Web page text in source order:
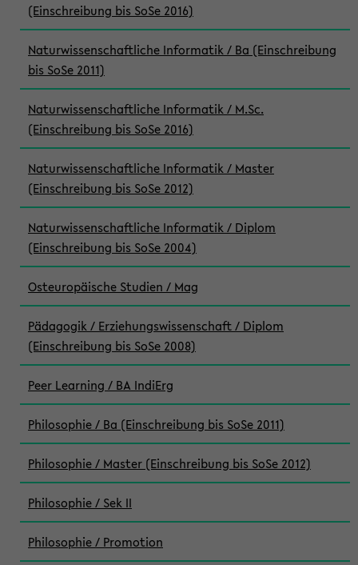
(Einschreibung bis SoSe 2016)
Naturwissenschaftliche Informatik / Ba (Einschreibung
bis SoSe 2011)
Naturwissenschaftliche Informatik / M.Sc.
(Einschreibung bis SoSe 2016)
Naturwissenschaftliche Informatik / Master
(Einschreibung bis SoSe 2012)
Naturwissenschaftliche Informatik / Diplom
(Einschreibung bis SoSe 2004)
Osteuropäische Studien / Mag
Pädagogik / Erziehungswissenschaft / Diplom
(Einschreibung bis SoSe 2008)
Peer Learning / BA IndiErg
Philosophie / Ba (Einschreibung bis SoSe 2011)
Philosophie / Master (Einschreibung bis SoSe 2012)
Philosophie / Sek II
Philosophie / Promotion